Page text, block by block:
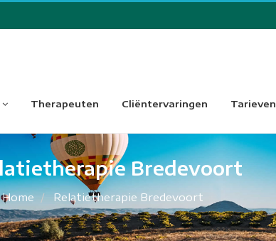
Therapeuten Cliëntervaringen Tarieven
Bredevoort
Home Relatietherapie Bredevoort